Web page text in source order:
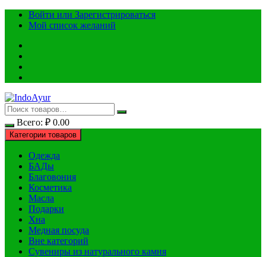
ПерейтиВойти или Зарегистрироваться
Мой список желаний
Всего: ₽ 0.00
Категории товаров
Одежда
БАДы
Благовония
Косметика
Масла
Подарки
Хна
Медная посуда
Вне категорий
Сувениры из натурального камня